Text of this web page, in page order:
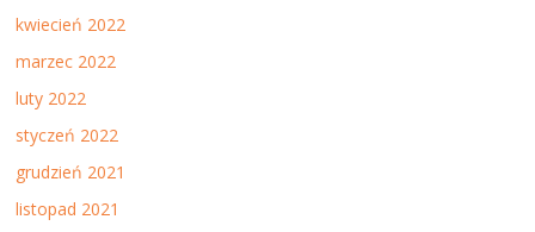
kwiecień 2022
marzec 2022
luty 2022
styczeń 2022
grudzień 2021
listopad 2021